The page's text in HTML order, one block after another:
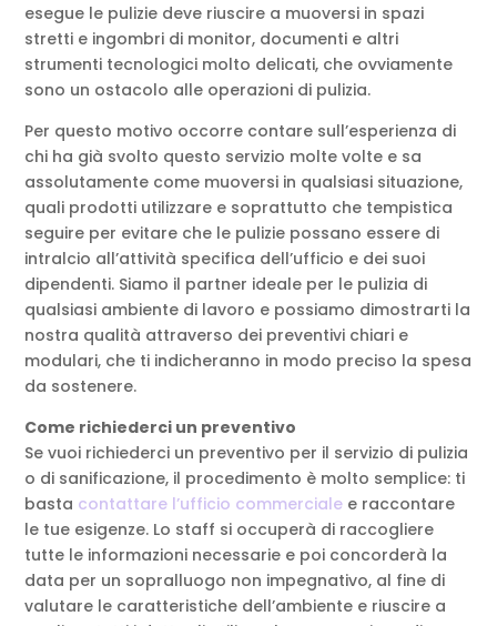
esegue le pulizie deve riuscire a muoversi in spazi
stretti e ingombri di monitor, documenti e altri
strumenti tecnologici molto delicati, che ovviamente
sono un ostacolo alle operazioni di pulizia.
Per questo motivo occorre contare sull’esperienza di
chi ha già svolto questo servizio molte volte e sa
assolutamente come muoversi in qualsiasi situazione,
quali prodotti utilizzare e soprattutto che tempistica
seguire per evitare che le pulizie possano essere di
intralcio all’attività specifica dell’ufficio e dei suoi
dipendenti. Siamo il partner ideale per le pulizia di
qualsiasi ambiente di lavoro e possiamo dimostrarti la
nostra qualità attraverso dei preventivi chiari e
modulari, che ti indicheranno in modo preciso la spesa
da sostenere.
Come richiederci un preventivo
Se vuoi richiederci un preventivo per il servizio di pulizia
o di sanificazione, il procedimento è molto semplice: ti
basta contattare l’ufficio commerciale e raccontare
le tue esigenze. Lo staff si occuperà di raccogliere
tutte le informazioni necessarie e poi concorderà la
data per un sopralluogo non impegnativo, al fine di
valutare le caratteristiche dell’ambiente e riuscire a